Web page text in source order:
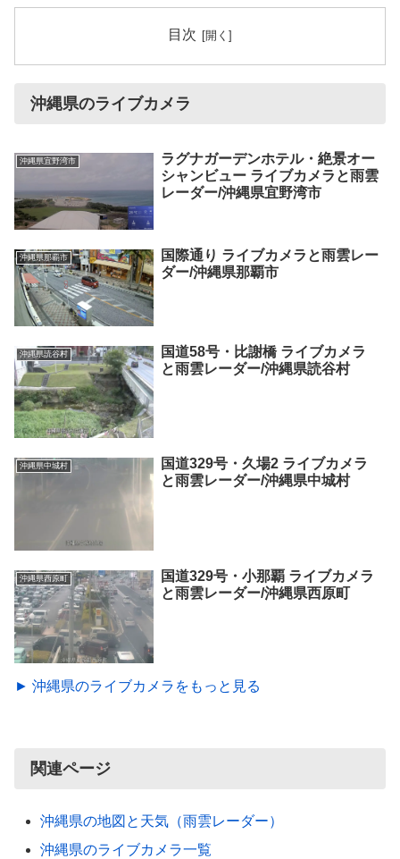
目次
沖縄県のライブカメラ
沖縄県宜野湾市
ラグナガーデンホテル・絶景オー
シャンビュー ライブカメラと雨雲
レーダー/沖縄県宜野湾市
沖縄県那覇市
国際通り ライブカメラと雨雲レー
ダー/沖縄県那覇市
沖縄県読谷村
国道58号・比謝橋 ライブカメラ
と雨雲レーダー/沖縄県読谷村
沖縄県中城村
国道329号・久場2 ライブカメラ
と雨雲レーダー/沖縄県中城村
沖縄県西原町
国道329号・小那覇 ライブカメラ
と雨雲レーダー/沖縄県西原町
► 沖縄県のライブカメラをもっと見る
関連ページ
沖縄県の地図と天気（雨雲レーダー）
沖縄県のライブカメラ一覧